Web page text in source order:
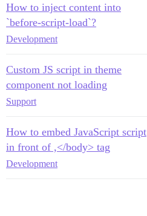
How to inject content into
`before-script-load`?
Development
Custom JS script in theme
component not loading
Support
How to embed JavaScript script
in front of ,</body> tag
Development